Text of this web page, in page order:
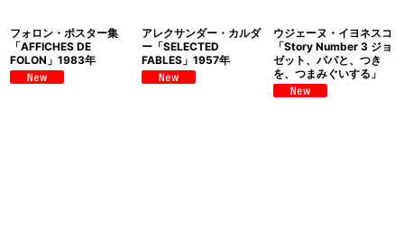
フォロン・ポスター集
「AFFICHES DE
FOLON」1983年
アレクサンダー・カルダ
ー「SELECTED
FABLES」1957年
ウジェーヌ・イヨネスコ
「Story Number 3 ジョ
ゼット、パパと、つき
を、つまみぐいする」